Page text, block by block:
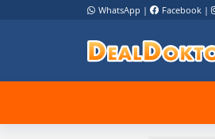
WhatsApp | Facebook |